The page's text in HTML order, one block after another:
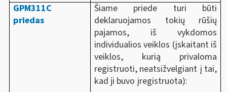
GPM311C
priedas
Šiame priede turi būti
deklaruojamos tokių rūšių
pajamos, iš vykdomos
individualios veiklos (įskaitant iš
veiklos, kurią privaloma
registruoti, neatsižvelgiant į tai,
kad ji buvo įregistruota):